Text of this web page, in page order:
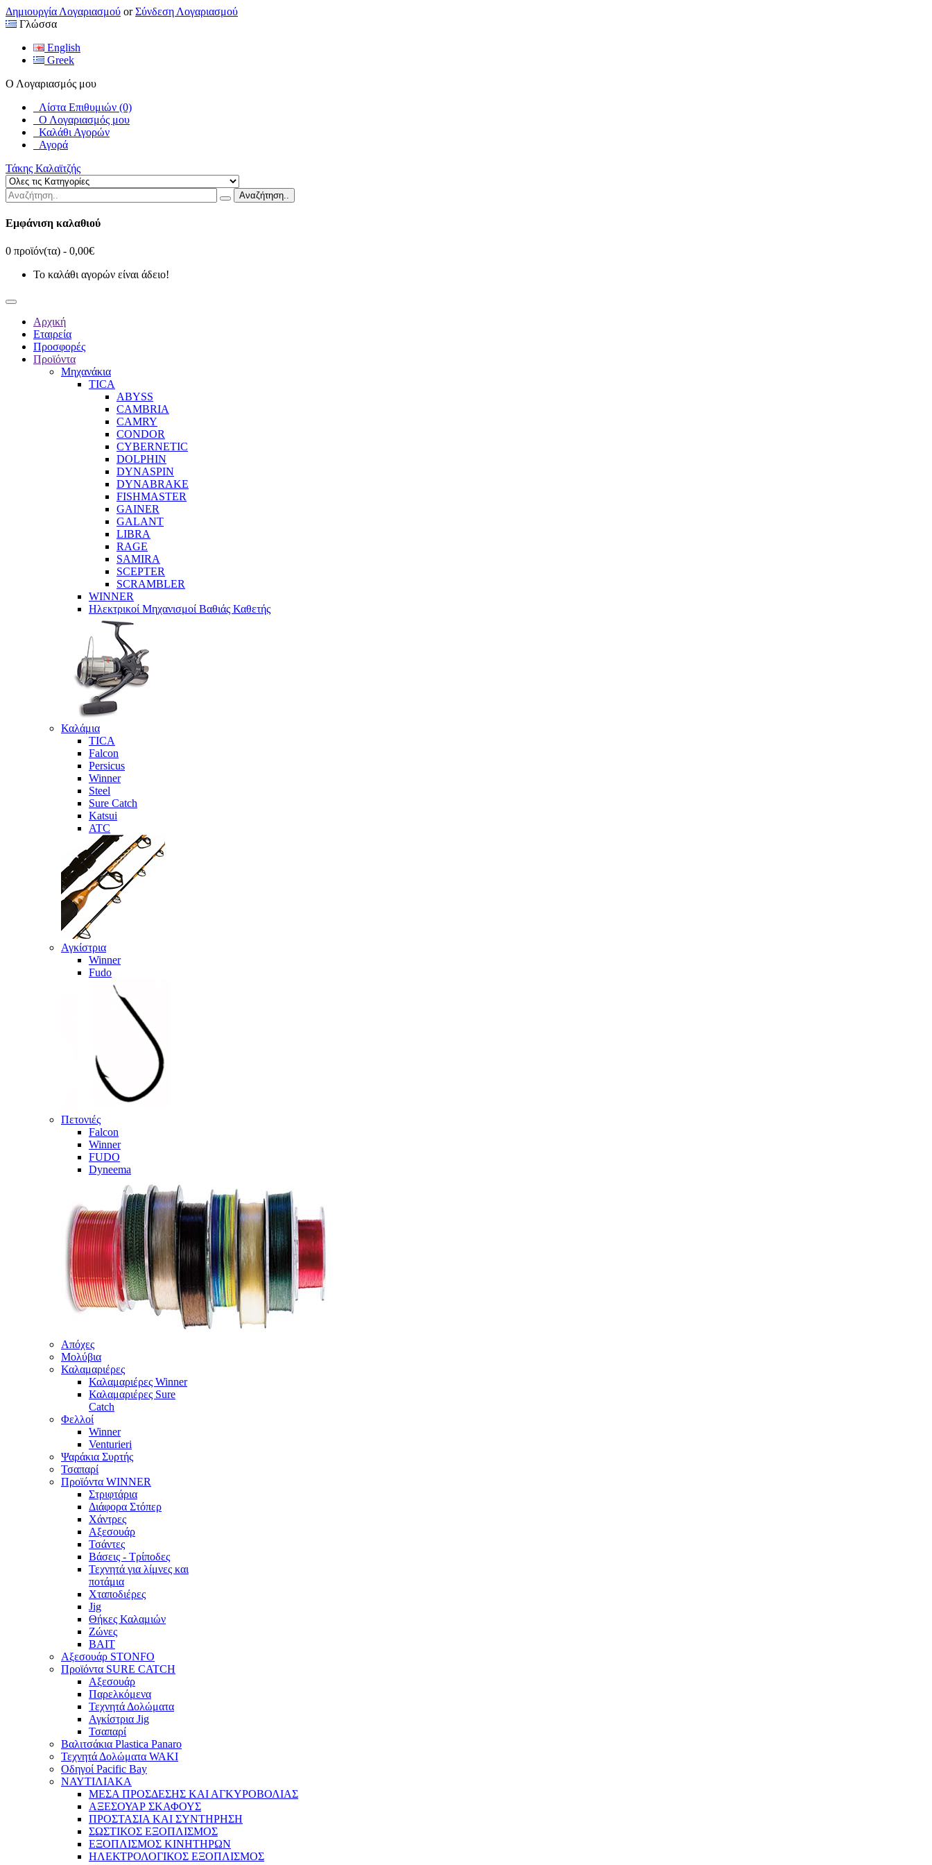
Δημιουργία Λογαριασμού orΣύνδεση Λογαριασμού
Γλώσσα
English
Greek
Ο Λογαριασμός μου
Λίστα Επιθυμιών (0)
Ο Λογαριασμός μου
Καλάθι Αγορών
Αγορά
Τάκης Καλαϊτζής
Αναζήτηση..
Εμφάνιση καλαθιού
0 προϊόν(τα) - 0,00€
Το καλάθι αγορών είναι άδειο!
Αρχική
Εταιρεία
Προσφορές
Προϊόντα
Μηχανάκια
TICA
ABYSS
CAMBRIA
CAMRY
CONDOR
CYBERNETIC
DOLPHIN
DYNASPIN
DYNABRAKE
FISHMASTER
GAINER
GALANT
LIBRA
RAGE
SAMIRA
SCEPTER
SCRAMBLER
WINNER
Ηλεκτρικοί Μηχανισμοί Βαθιάς Καθετής
Καλάμια
TICA
Falcon
Persicus
Winner
Steel
Sure Catch
Katsui
ATC
Αγκίστρια
Winner
Fudo
Πετονιές
Falcon
Winner
FUDO
Dyneema
Απόχες
Μολύβια
Καλαμαριέρες
Καλαμαριέρες Winner
Καλαμαριέρες Sure
Catch
Φελλοί
Winner
Venturieri
Ψαράκια Συρτής
Τσαπαρί
Προϊόντα WINNER
Στριφτάρια
Διάφορα Στόπερ
Χάντρες
Αξεσουάρ
Τσάντες
Βάσεις - Τρίποδες
Τεχνητά για λίμνες και
ποτάμια
Χταποδιέρες
Jig
Θήκες Καλαμιών
Ζώνες
BAIT
Αξεσουάρ STONFO
Προϊόντα SURE CATCH
Αξεσουάρ
Παρελκόμενα
Τεχνητά Δολώματα
Αγκίστρια Jig
Τσαπαρί
Βαλιτσάκια Plastica Panaro
Τεχνητά Δολώματα WAKI
Οδηγοί Pacific Bay
ΝΑΥΤΙΛΙΑΚΑ
ΜΕΣΑ ΠΡΟΣΔΕΣΗΣ ΚΑΙ ΑΓΚΥΡΟΒΟΛΙΑΣ
ΑΞΕΣΟΥΑΡ ΣΚΑΦΟΥΣ
ΠΡΟΣΤΑΣΙΑ ΚΑΙ ΣΥΝΤΗΡΗΣΗ
ΣΩΣΤΙΚΟΣ ΕΞΟΠΛΙΣΜΟΣ
ΕΞΟΠΛΙΣΜΟΣ ΚΙΝΗΤΗΡΩΝ
ΗΛΕΚΤΡΟΛΟΓΙΚΟΣ ΕΞΟΠΛΙΣΜΟΣ